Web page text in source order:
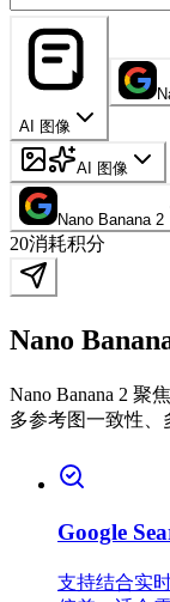
AI 图像
AI 图像
Nano Banana 2
20消耗积分
Nano
Nano Banana 2 聚
多参考图一致性、
Google
支持结合实